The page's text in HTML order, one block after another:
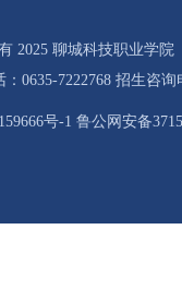
2025 聊城科技职业学院
0635-7222768 招生咨询
号-1 鲁公网安备